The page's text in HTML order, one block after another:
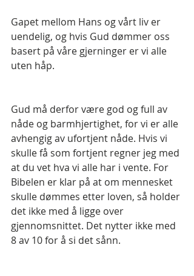
Gapet mellom Hans og vårt liv er
uendelig, og hvis Gud dømmer oss
basert på våre gjerninger er vi alle
uten håp.
Gud må derfor være god og full av
nåde og barmhjertighet, for vi er alle
avhengig av ufortjent nåde. Hvis vi
skulle få som fortjent regner jeg med
at du vet hva vi alle har i vente. For
Bibelen er klar på at om mennesket
skulle dømmes etter loven, så holder
det ikke med å ligge over
gjennomsnittet. Det nytter ikke med
8 av 10 for å si det sånn.